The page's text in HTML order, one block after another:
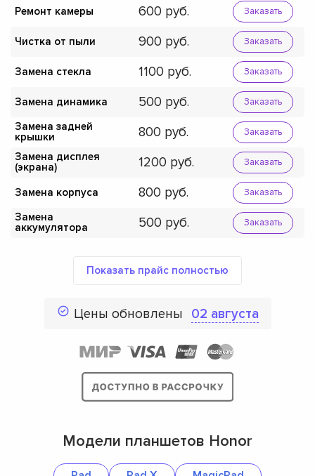
Ремонт камеры 600 Заказать
Чистка от пыли 900 Заказать
Замена стекла 1100 Заказать
Замена динамика 500 Заказать
Замена задней
крышки
800 Заказать
Замена дисплея
(экрана)
1200 Заказать
Замена корпуса 800 Заказать
Замена
аккумулятора
500 Заказать
Показать прайс полностью
Цены обновлены 02 августа
Модели планшетов Honor